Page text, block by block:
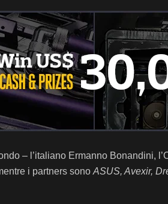
– l’italiano Ermanno Bonandini,
i partners sono ASUS, Avexir,